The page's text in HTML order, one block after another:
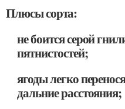
Плюсы сорта:
не боится серой
пятнистостей;
ягоды легко
дальние расстояния;